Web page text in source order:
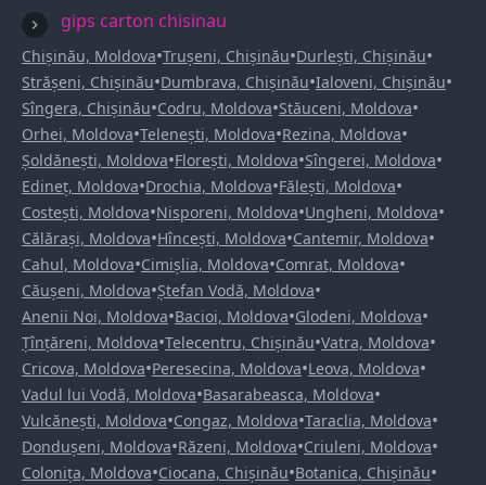
gips carton chisinau
Chișinău, Moldova•Trușeni, Chișinău•Durlești, Chișinău•
Strășeni, Chișinău•Dumbrava, Chișinău•Ialoveni, Chișinău•
Sîngera, Chișinău•Codru, Moldova•Stăuceni, Moldova•
Orhei, Moldova•Telenești, Moldova•Rezina, Moldova•
Șoldănești, Moldova•Florești, Moldova•Sîngerei, Moldova•
Edineț, Moldova•Drochia, Moldova•Fălești, Moldova•
Costești, Moldova•Nisporeni, Moldova•Ungheni, Moldova•
Călărași, Moldova•Hîncești, Moldova•Cantemir, Moldova•
Cahul, Moldova•Cimișlia, Moldova•Comrat, Moldova•
Căușeni, Moldova•Ștefan Vodă, Moldova•
Anenii Noi, Moldova•Bacioi, Moldova•Glodeni, Moldova•
Țînțăreni, Moldova•Telecentru, Chișinău•Vatra, Moldova•
Cricova, Moldova•Peresecina, Moldova•Leova, Moldova•
Vadul lui Vodă, Moldova•Basarabeasca, Moldova•
Vulcănești, Moldova•Congaz, Moldova•Taraclia, Moldova•
Dondușeni, Moldova•Răzeni, Moldova•Criuleni, Moldova•
Colonița, Moldova•Ciocana, Chișinău•Botanica, Chișinău•